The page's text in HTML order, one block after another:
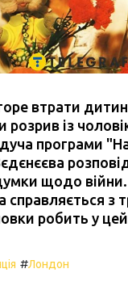
втрати
із
програми
щодо
справляється з
робить у
#Лондон